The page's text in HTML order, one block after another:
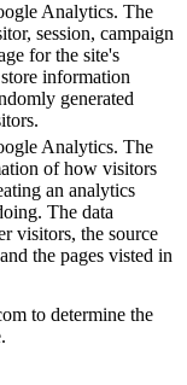
Analytics. The
session, campaign
for the site's
information
generated
Analytics. The
of how visitors
an analytics
The data
visitors, the source
the pages visted in
to determine the